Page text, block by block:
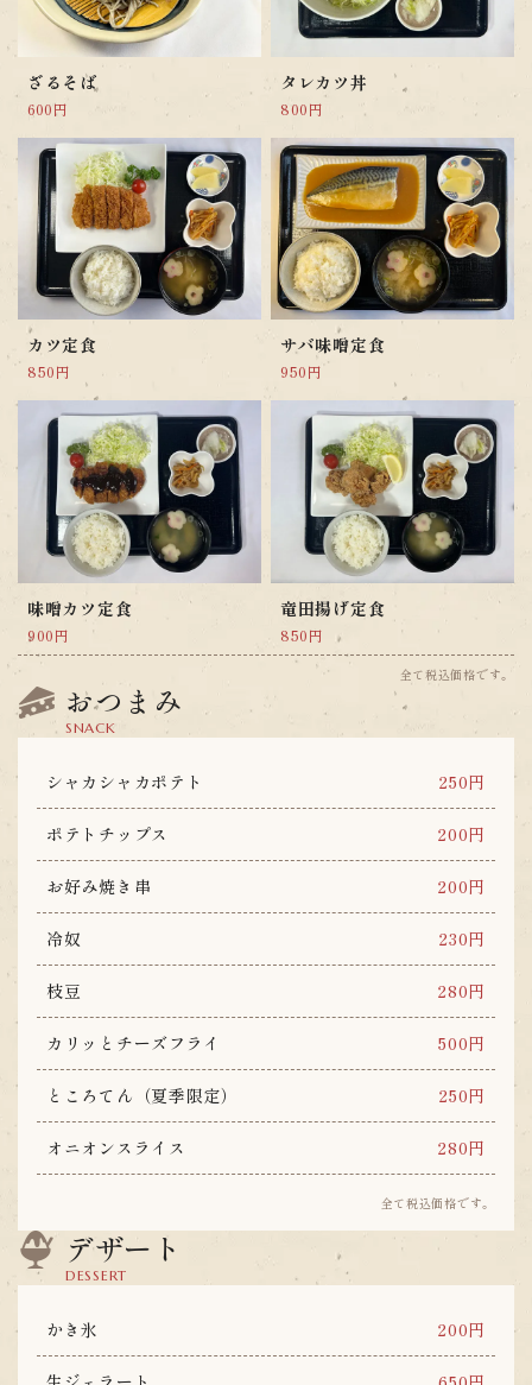
ざるそば
600円
タレカツ丼
800円
カツ定食
850円
サバ味噌定食
950円
味噌カツ定食
900円
竜田揚げ定食
850円
全て税込価格です。
おつまみ
SNACK
シャカシャカポテト 250円
ポテトチップス 200円
お好み焼き串 200円
冷奴 230円
枝豆 280円
カリッとチーズフライ 500円
ところてん（夏季限定） 250円
オニオンスライス 280円
全て税込価格です。
デザート
DESSERT
かき氷 200円